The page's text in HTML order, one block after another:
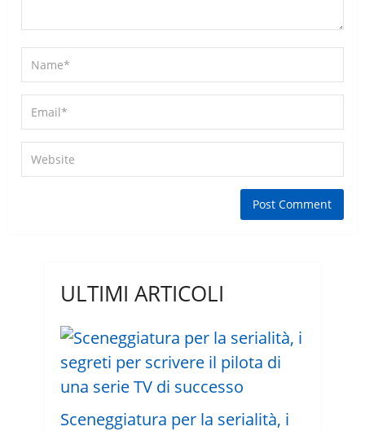
ULTIMI ARTICOLI
Sceneggiatura per la serialità, i